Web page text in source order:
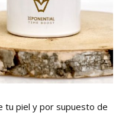
tu piel y por supuesto de